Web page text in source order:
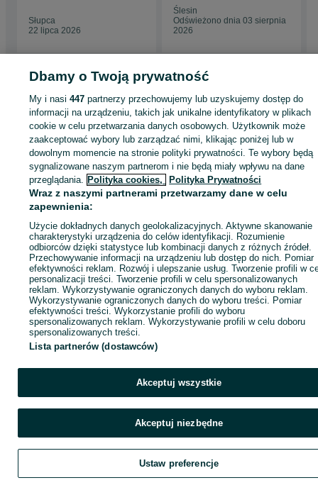
Słupca
22 lipca 2026
Ślesin
Odświeżono dnia 03 sierpnia
2026
Rusztowania - Września
KATEGORIA
1049619572 Wyświetlenia:
Zadzwoń / SMS
Dbamy o Twoją prywatność
My i nasi447 partnerzy przechowujemy lub uzyskujemy dostęp do
informacji na urządzeniu, takich jak unikalne identyfikatory w plikach
cookie w celu przetwarzania danych osobowych. Użytkownik może
zaakceptować wybory lub zarządzać nimi, klikając poniżej lub w
dowolnym momencie na stronie polityki prywatności. Te wybory będą
sygnalizowane naszym partnerom i nie będą miały wpływu na dane
przeglądania. Polityka cookies, Polityka Prywatności
Wraz z naszymi partnerami przetwarzamy dane w celu
zapewnienia:
Użycie dokładnych danych geolokalizacyjnych. Aktywne skanowanie
charakterystyki urządzenia do celów identyfikacji. Rozumienie
odbiorców dzięki statystyce lub kombinacji danych z różnych źródeł.
Przechowywanie informacji na urządzeniu lub dostęp do nich. Pomiar
efektywności reklam. Rozwój i ulepszanie usług. Tworzenie profili w
personalizacji treści. Tworzenie profili w celu spersonalizowanych
reklam. Wykorzystywanie ograniczonych danych do wyboru reklam.
Wykorzystywanie ograniczonych danych do wyboru treści. Pomiar
efektywności treści. Wykorzystanie profili do wyboru
spersonalizowanych reklam. Wykorzystywanie profili w celu doboru
spersonalizowanych treści.
Lista partnerów (dostawców)
Akceptuj wszystkie
Akceptuj niezbędne
Ustaw preferencje